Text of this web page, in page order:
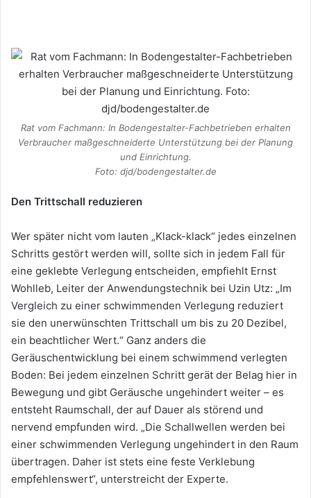
Rat vom Fachmann: In Bodengestalter-Fachbetrieben erhalten
Verbraucher maßgeschneiderte Unterstützung bei der Planung
und Einrichtung.
Foto: djd/bodengestalter.de
Den Trittschall reduzieren
Wer später nicht vom lauten „Klack-klack“ jedes einzelnen
Schritts gestört werden will, sollte sich in jedem Fall für
eine geklebte Verlegung entscheiden, empfiehlt Ernst
Wohlleb, Leiter der Anwendungstechnik bei Uzin Utz: „Im
Vergleich zu einer schwimmenden Verlegung reduziert
sie den unerwünschten Trittschall um bis zu 20 Dezibel,
ein beachtlicher Wert.“ Ganz anders die
Geräuschentwicklung bei einem schwimmend verlegten
Boden: Bei jedem einzelnen Schritt gerät der Belag hier in
Bewegung und gibt Geräusche ungehindert weiter – es
entsteht Raumschall, der auf Dauer als störend und
nervend empfunden wird. „Die Schallwellen werden bei
einer schwimmenden Verlegung ungehindert in den Raum
übertragen. Daher ist stets eine feste Verklebung
empfehlenswert“, unterstreicht der Experte.